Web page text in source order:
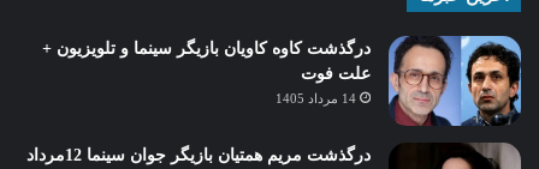
درگذشت کاوه کاویان بازیگر سینما و تلویزیون +
علت فوت
14 مرداد 1405
درگذشت مریم همتیان بازیگر جوان سینما 12مرداد